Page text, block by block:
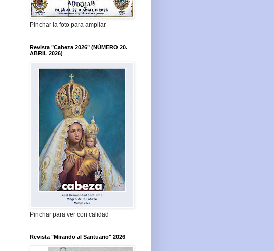
Pinchar la foto para ampliar
Revista "Cabeza 2026" (NÚMERO 20.
ABRIL 2026)
Pinchar para ver con calidad
Revista "Mirando al Santuario" 2026